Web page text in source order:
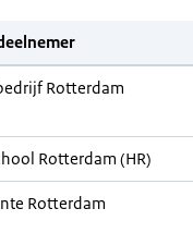
Rotterdam
Rotterdam (HR)
Rotterdam